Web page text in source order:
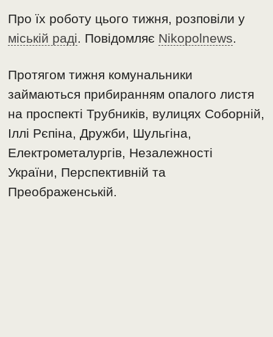
Про їх роботу цього тижня, розповіли у
міській раді. Повідомляє Nikopolnews.
Протягом тижня комунальники
займаються прибиранням опалого листя
на проспекті Трубників, вулицях Соборній,
Іллі Рєпіна, Дружби, Шульгіна,
Електрометалургів, Незалежності
України, Перспективній та
Преображенській.